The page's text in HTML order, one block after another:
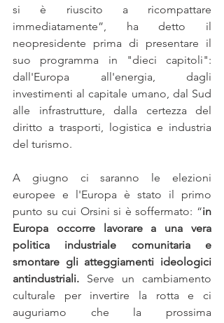
si è riuscito a ricompattare
immediatamente”, ha detto il
neopresidente prima di presentare il
suo programma in "dieci capitoli":
dall'Europa all'energia, dagli
investimenti al capitale umano, dal Sud
alle infrastrutture, dalla certezza del
diritto a trasporti, logistica e industria
del turismo.
A giugno ci saranno le elezioni
europee e l'Europa è stato il primo
punto su cui Orsini si è soffermato: “in
Europa occorre lavorare a una vera
politica industriale comunitaria e
smontare gli atteggiamenti ideologici
antindustriali. Serve un cambiamento
culturale per invertire la rotta e ci
auguriamo che la prossima